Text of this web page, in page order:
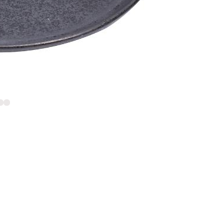
0 i butikk
i dag 10-20